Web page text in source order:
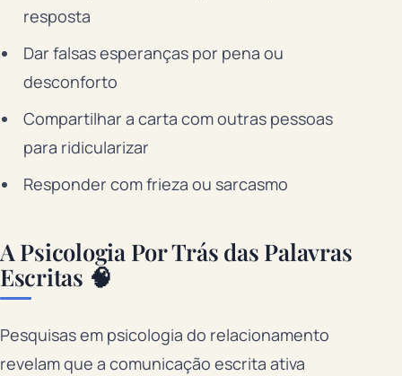
resposta
Dar falsas esperanças por pena ou
desconforto
Compartilhar a carta com outras pessoas
para ridicularizar
Responder com frieza ou sarcasmo
A Psicologia Por Trás das Palavras
Escritas 🧠
Pesquisas em psicologia do relacionamento
revelam que a comunicação escrita ativa